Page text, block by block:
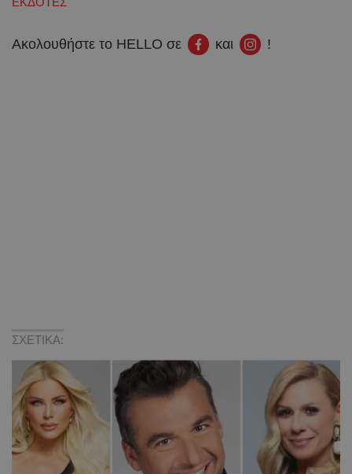
Ακολουθήστε το HELLO σε και !
ΣΧΕΤΙΚΑ: